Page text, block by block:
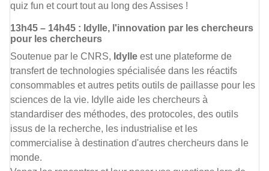
quiz fun et court tout au long des Assises !
13h45 – 14h45 : Idylle, l'innovation par les chercheurs
pour les chercheurs
Soutenue par le CNRS, Idylle est une plateforme de
transfert de technologies spécialisée dans les réactifs
consommables et autres petits outils de paillasse pour les
sciences de la vie. Idylle aide les chercheurs à
standardiser des méthodes, des protocoles, des outils
issus de la recherche, les industrialise et les
commercialise à destination d'autres chercheurs dans le
monde.